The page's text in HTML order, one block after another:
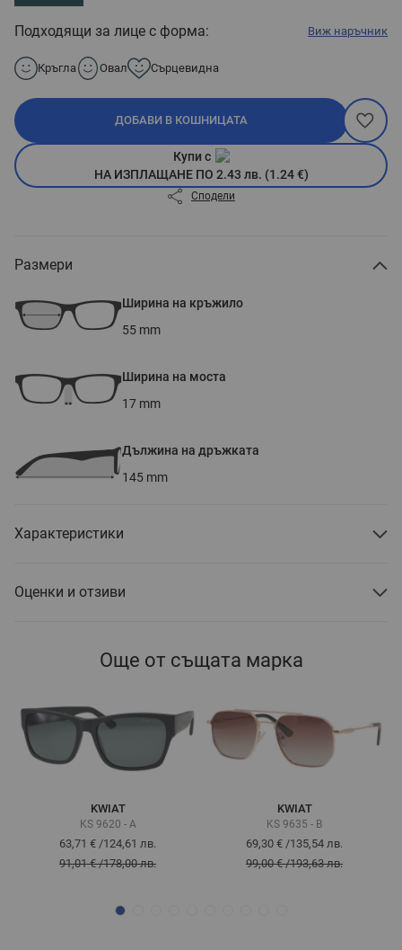
Подходящи за лице с форма: Виж наръчник
Кръгла Овал Сърцевидна
ДОБАВИ В КОШНИЦАТА
Купи с
НА ИЗПЛАЩАНЕ ПО 2.43 лв. (1.24 €)
Сподели
Размери
Ширина на кръжило
55 mm
Ширина на моста
17 mm
Дължина на дръжката
145 mm
Характеристики
Оценки и отзиви
Още от същата марка
KWIAT
KS 9620 - A
63,71 € /124,61 лв.
91,01 €/178,00 лв.
KWIAT
KS 9635 - B
69,30 € /135,54 лв.
99,00 €/193,63 лв.